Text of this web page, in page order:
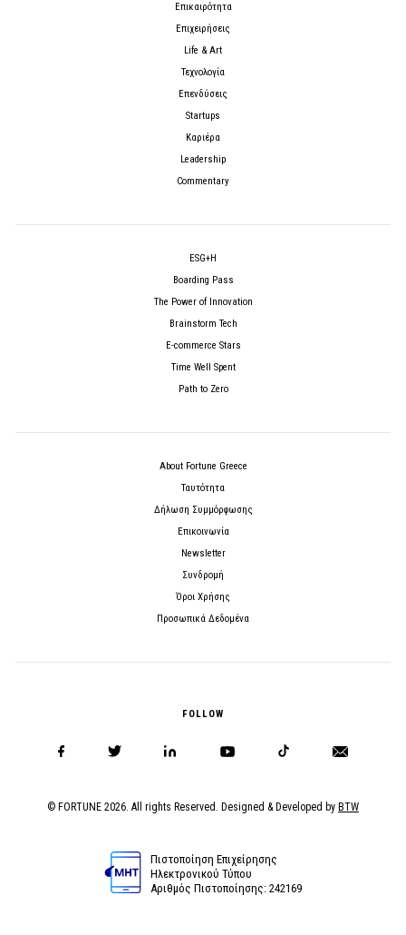
Επικαιρότητα
Επιχειρήσεις
Life & Art
Τεχνολογία
Επενδύσεις
Startups
Καριέρα
Leadership
Commentary
ESG+H
Boarding Pass
The Power of Innovation
Brainstorm Tech
E-commerce Stars
Time Well Spent
Path to Zero
About Fortune Greece
Ταυτότητα
Δήλωση Συμμόρφωσης
Επικοινωνία
Newsletter
Συνδρομή
Όροι Χρήσης
Προσωπικά Δεδομένα
FOLLOW
© FORTUNE 2026. All rights Reserved. Designed & Developed by BTW
Πιστοποίηση Επιχείρησης
Ηλεκτρονικού Τύπου
Αριθμός Πιστοποίησης: 242169